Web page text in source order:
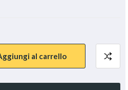
al carrello